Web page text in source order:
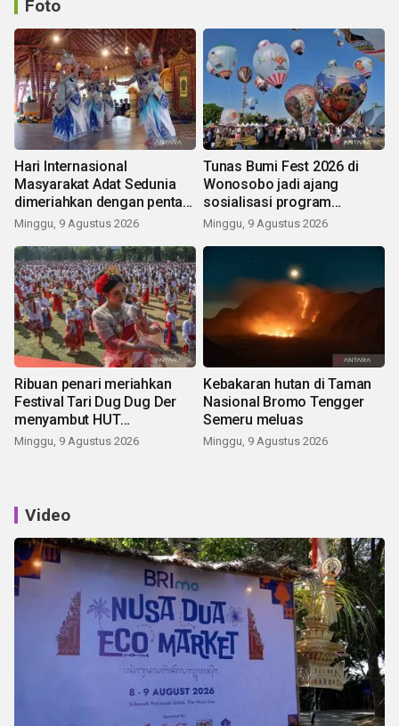
Foto
Hari Internasional
Masyarakat Adat Sedunia
dimeriahkan dengan pentas
seni budaya Bali
Minggu, 9 Agustus 2026
Tunas Bumi Fest 2026 di
Wonosobo jadi ajang
sosialisasi program
pemerintah lewat balon
Minggu, 9 Agustus 2026
Ribuan penari meriahkan
Festival Tari Dug Dug Der
menyambut HUT
Kemerdekaan
Minggu, 9 Agustus 2026
Kebakaran hutan di Taman
Nasional Bromo Tengger
Semeru meluas
Minggu, 9 Agustus 2026
Video